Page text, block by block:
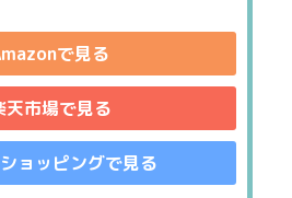
で見る
天市場で見る
ョッピングで見る